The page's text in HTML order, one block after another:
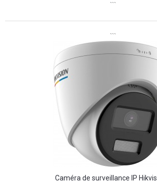
```
```
Caméra de surveillance IP